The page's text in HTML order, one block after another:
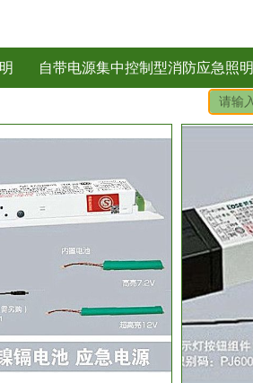
自带电源集中控制型消防应急照明